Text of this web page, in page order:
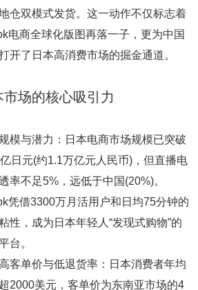
仓双模式发货。这一动作不仅标志着
电商全球化版图再落一子，更为中国
开了日本高消费市场的掘金通道。
市场的核心吸引力
与潜力：日本电商市场规模已突破
日元(约1.1万亿元人民币)，但直播电
率不足5%，远低于中国(20%)。
凭借3300万月活用户和日均75分钟的
性，成为日本年轻人“发现式购物”的
台。
单价与低退货率：日本消费者年均
2000美元，客单价为东南亚市场的4